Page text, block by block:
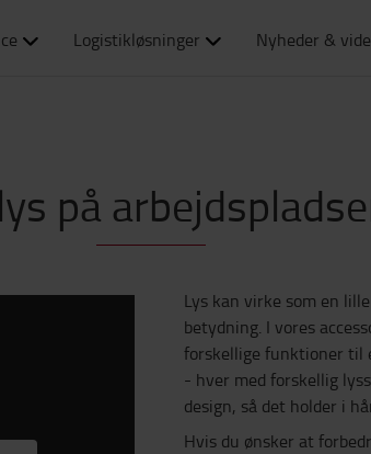
Logistikløsninger Nyheder &
på
Lys kan virke som en
betydning. I vores
forskellige funktioner til
- hver med forskellig
design, så det holder i
Hvis du ønsker at